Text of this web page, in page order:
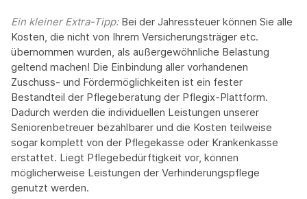
Ein kleiner Extra-Tipp:‍ Bei der Jahressteuer können Sie alle
Kosten, die nicht von Ihrem Versicherungsträger etc.
übernommen wurden, als außergewöhnliche Belastung
geltend machen! Die Einbindung aller vorhandenen
Zuschuss- und Fördermöglichkeiten ist ein fester
Bestandteil der Pflegeberatung der Pflegix-Plattform.
Dadurch werden die individuellen Leistungen unserer
Seniorenbetreuer bezahlbarer und die Kosten teilweise
sogar komplett von der Pflegekasse oder Krankenkasse
erstattet. Liegt Pflegebedürftigkeit vor, können
möglicherweise Leistungen der Verhinderungspflege
genutzt werden.